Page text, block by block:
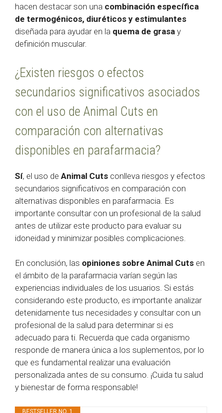
hacen destacar son una combinación específica
de termogénicos, diuréticos y estimulantes
diseñada para ayudar en la quema de grasa y
definición muscular.
¿Existen riesgos o efectos
secundarios significativos asociados
con el uso de Animal Cuts en
comparación con alternativas
disponibles en parafarmacia?
Sí, el uso de Animal Cuts conlleva riesgos y efectos
secundarios significativos en comparación con
alternativas disponibles en parafarmacia. Es
importante consultar con un profesional de la salud
antes de utilizar este producto para evaluar su
idoneidad y minimizar posibles complicaciones.
En conclusión, las opiniones sobre Animal Cuts en
el ámbito de la parafarmacia varían según las
experiencias individuales de los usuarios. Si estás
considerando este producto, es importante analizar
detenidamente tus necesidades y consultar con un
profesional de la salud para determinar si es
adecuado para ti. Recuerda que cada organismo
responde de manera única a los suplementos, por lo
que es fundamental realizar una evaluación
personalizada antes de su consumo. ¡Cuida tu salud
y bienestar de forma responsable!
BESTSELLER NO. 1